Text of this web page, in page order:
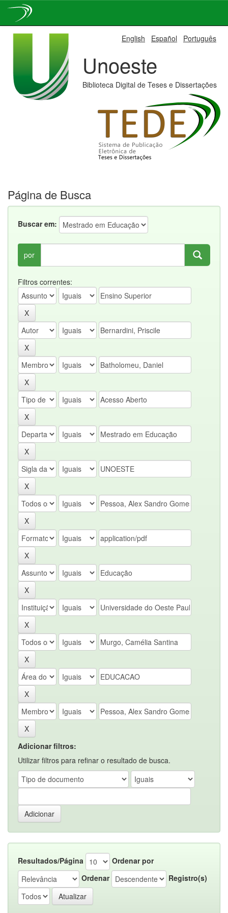
English Español Português
Unoeste
Biblioteca Digital de Teses e Dissertações
Página de Busca
Buscar em:
por
Filtros correntes:
Adicionar filtros:
Utilizar filtros para refinar o resultado de busca.
Resultados/Página
Ordenar por
Ordenar
Registro(s)